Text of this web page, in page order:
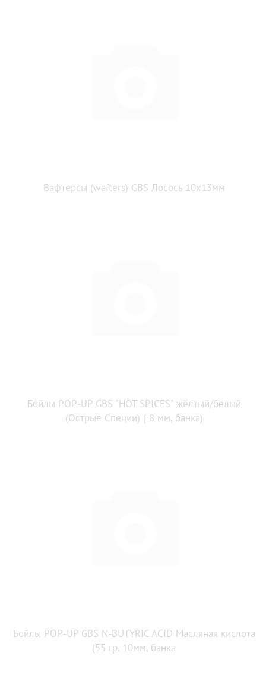
Вафтерсы (wafters) GBS Лосось 10x13мм
Бойлы POP-UP GBS "HOT SPICES" жёлтый/белый
(Острые Специи) ( 8 мм, банка)
Бойлы POP-UP GBS N-BUTYRIC ACID Масляная кислота
(55 гр. 10мм, банка